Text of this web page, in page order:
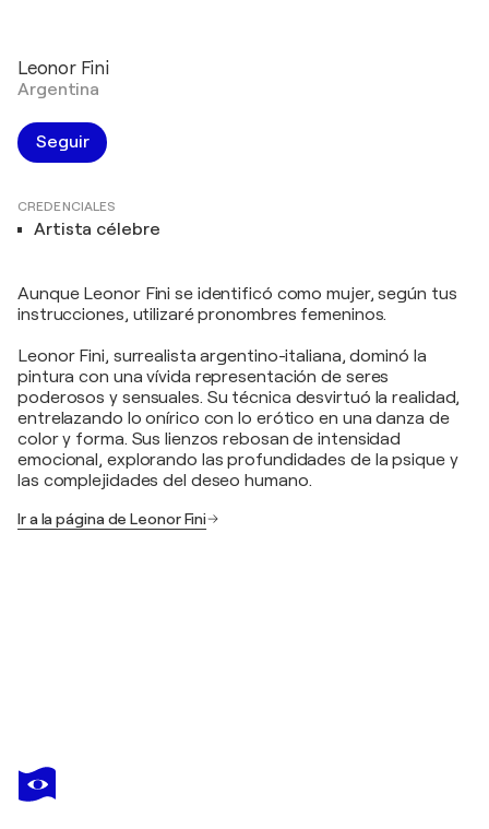
Leonor Fini
Argentina
Seguir
CREDENCIALES
Artista célebre
Aunque Leonor Fini se identificó como mujer, según tus
instrucciones, utilizaré pronombres femeninos.
Leonor Fini, surrealista argentino-italiana, dominó la
pintura con una vívida representación de seres
poderosos y sensuales. Su técnica desvirtuó la realidad,
entrelazando lo onírico con lo erótico en una danza de
color y forma. Sus lienzos rebosan de intensidad
emocional, explorando las profundidades de la psique y
las complejidades del deseo humano.
Ir a la página de Leonor Fini
LEONOR FINI
Figure in Doorway